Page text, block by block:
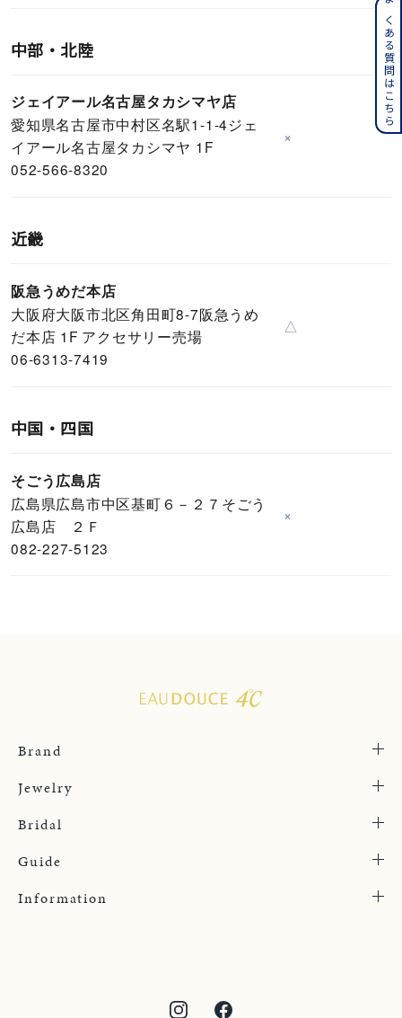
中部・北陸
ジェイアール名古屋タカシマヤ店
愛知県名古屋市中村区名駅1-1-4ジェ
イアール名古屋タカシマヤ 1F
052-566-8320
×
近畿
阪急うめだ本店
大阪府大阪市北区角田町8-7阪急うめ
だ本店 1F アクセサリー売場
06-6313-7419
△
中国・四国
そごう広島店
広島県広島市中区基町６－２７そごう
広島店 ２Ｆ
082-227-5123
×
Brand
Jewelry
Bridal
Guide
Information
よくある質問はこちら